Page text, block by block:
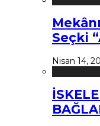
Seçki
Nisan 14,